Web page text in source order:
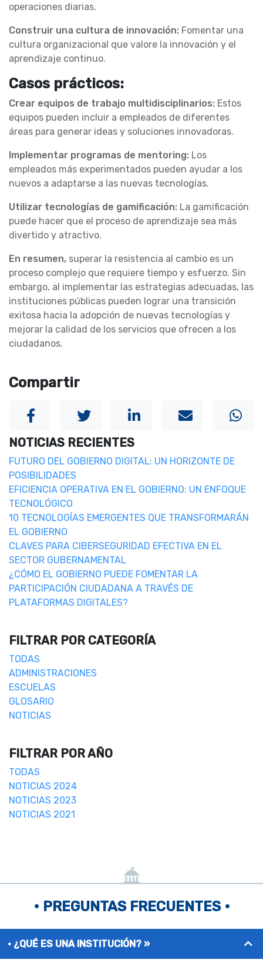
operaciones diarias.
Construir una cultura de innovación: Fomentar una
cultura organizacional que valore la innovación y el
aprendizaje continuo.
Casos prácticos:
Crear equipos de trabajo multidisciplinarios: Estos
equipos pueden incluir a empleados de diferentes
áreas para generar ideas y soluciones innovadoras.
Implementar programas de mentoring: Los
empleados más experimentados pueden ayudar a los
nuevos a adaptarse a las nuevas tecnologías.
Utilizar tecnologías de gamificación: La gamificación
puede hacer que el proceso de aprendizaje sea más
divertido y atractivo.
En resumen, superar la resistencia al cambio es un
proceso complejo que requiere tiempo y esfuerzo. Sin
embargo, al implementar las estrategias adecuadas, las
instituciones públicas pueden lograr una transición
exitosa hacia la adopción de nuevas tecnologías y
mejorar la calidad de los servicios que ofrecen a los
ciudadanos.
Compartir
NOTICIAS RECIENTES
FUTURO DEL GOBIERNO DIGITAL: UN HORIZONTE DE
POSIBILIDADES
EFICIENCIA OPERATIVA EN EL GOBIERNO: UN ENFOQUE
TECNOLÓGICO
10 TECNOLOGÍAS EMERGENTES QUE TRANSFORMARÁN
EL GOBIERNO
CLAVES PARA CIBERSEGURIDAD EFECTIVA EN EL
SECTOR GUBERNAMENTAL
¿CÓMO EL GOBIERNO PUEDE FOMENTAR LA
PARTICIPACIÓN CIUDADANA A TRAVÉS DE
PLATAFORMAS DIGITALES?
FILTRAR POR CATEGORÍA
TODAS
ADMINISTRACIONES
ESCUELAS
GLOSARIO
NOTICIAS
FILTRAR POR AÑO
TODAS
NOTICIAS 2024
NOTICIAS 2023
NOTICIAS 2021
• PREGUNTAS FRECUENTES •
¿QUÉ ES UNA INSTITUCIÓN? »